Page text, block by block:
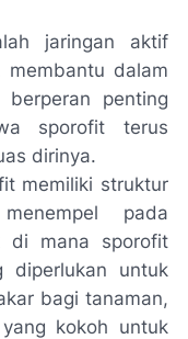
jaringan aktif
dalam
penting
sporofit terus
dirinya.
memiliki struktur
pada
di mana sporofit
diperlukan untuk
bagi tanaman,
kokoh untuk